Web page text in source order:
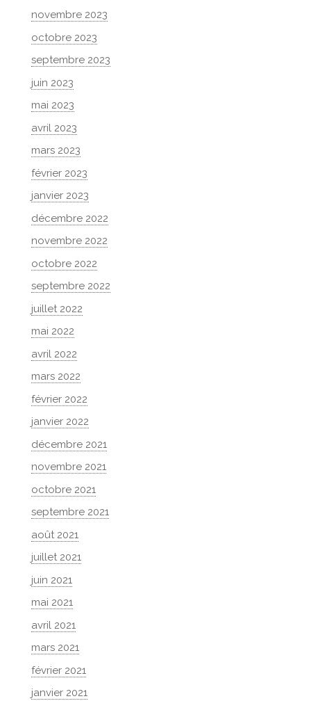
novembre 2023
octobre 2023
septembre 2023
juin 2023
mai 2023
avril 2023
mars 2023
février 2023
janvier 2023
décembre 2022
novembre 2022
octobre 2022
septembre 2022
juillet 2022
mai 2022
avril 2022
mars 2022
février 2022
janvier 2022
décembre 2021
novembre 2021
octobre 2021
septembre 2021
août 2021
juillet 2021
juin 2021
mai 2021
avril 2021
mars 2021
février 2021
janvier 2021